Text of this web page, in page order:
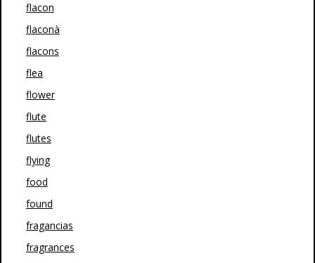
flacon
flaconà
flacons
flea
flower
flute
flutes
flying
food
found
fragancias
fragrances